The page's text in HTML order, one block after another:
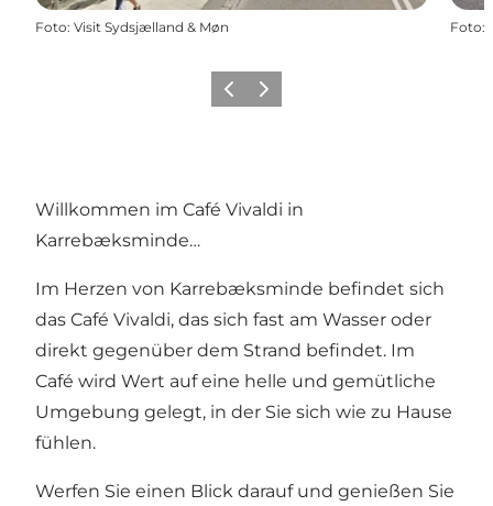
Foto: Visit Sydsjælland & Møn Foto:
ZurückWeiter
Willkommen im Café Vivaldi in
Karrebæksminde…
Im Herzen von Karrebæksminde befindet sich
das Café Vivaldi, das sich fast am Wasser oder
direkt gegenüber dem Strand befindet. Im
Café wird Wert auf eine helle und gemütliche
Umgebung gelegt, in der Sie sich wie zu Hause
fühlen.
Werfen Sie einen Blick darauf und genießen Sie